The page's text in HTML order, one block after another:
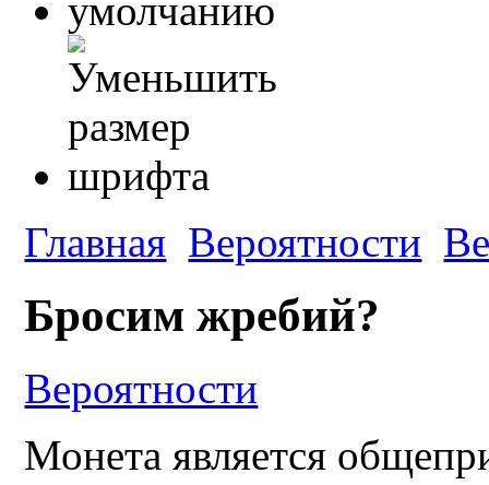
Главная Вероятности
Бросим жребий?
Вероятности
Монета является